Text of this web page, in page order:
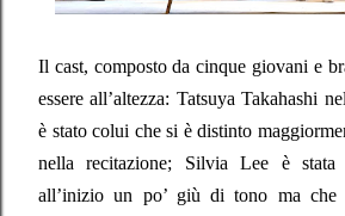
Il cast, composto da cinque giovani e
essere all’altezza: Tatsuya Takahashi
è stato colui che si è distinto
nella recitazione; Silvia Lee è stata
all’inizio un po’ giù di tono ma che